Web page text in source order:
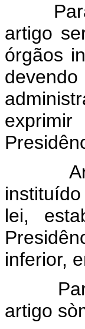
artigo
órgãos
lei,
inferior,
artigo